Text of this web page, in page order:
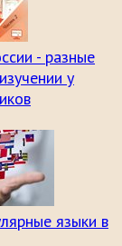
- разные
у
языки в